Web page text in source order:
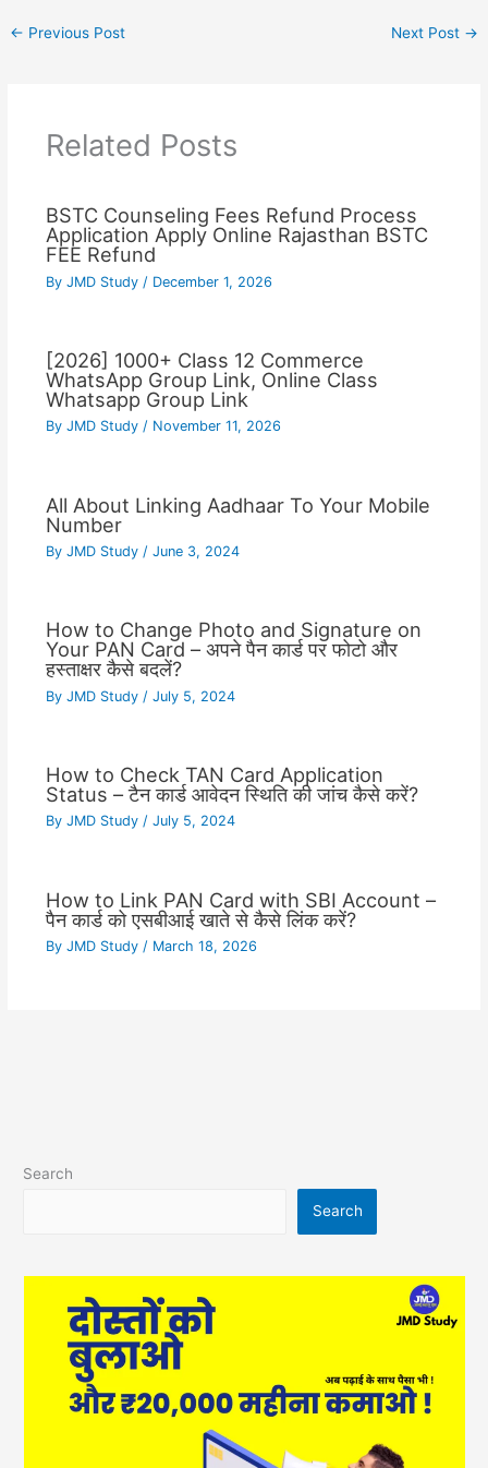
← Previous Post Next Post →
Related Posts
BSTC Counseling Fees Refund Process
Application Apply Online Rajasthan BSTC
FEE Refund
By JMD Study / December 1, 2026
[2026] 1000+ Class 12 Commerce
WhatsApp Group Link, Online Class
Whatsapp Group Link
By JMD Study / November 11, 2026
All About Linking Aadhaar To Your Mobile
Number
By JMD Study / June 3, 2024
How to Change Photo and Signature on
Your PAN Card – अपने पैन कार्ड पर फोटो और
हस्ताक्षर कैसे बदलें?
By JMD Study / July 5, 2024
How to Check TAN Card Application
Status – टैन कार्ड आवेदन स्थिति की जांच कैसे करें?
By JMD Study / July 5, 2024
How to Link PAN Card with SBI Account –
पैन कार्ड को एसबीआई खाते से कैसे लिंक करें?
By JMD Study / March 18, 2026
Search
Search